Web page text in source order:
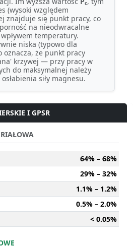
c
(wysoki względem
znajduje się punkt pracy, co
na nieodwracalne
temperatury.
niska (typowo dla
oznacza, że punkt pracy
krzywej — przy pracy w
do maksymalnej należy
siły magnesu.
I GPSR
64% – 68%
29% – 32%
1.1% – 1.2%
0.5% – 2.0%
< 0.05%